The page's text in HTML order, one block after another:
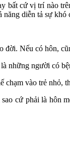
bất cứ vị trí nào
diễn tả sự
đời. Nếu có hôn,
những người có
vào trẻ nhỏ,
cứ phải là